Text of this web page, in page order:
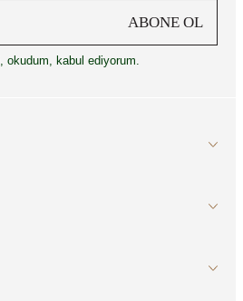
ABONE OL
, okudum, kabul ediyorum.